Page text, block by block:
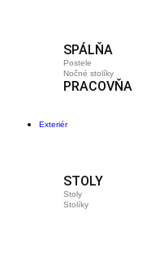
SPÁLŇA
Postele
Nočné stolíky
PRACOVŇA
Exteriér
STOLY
Stoly
Stolíky